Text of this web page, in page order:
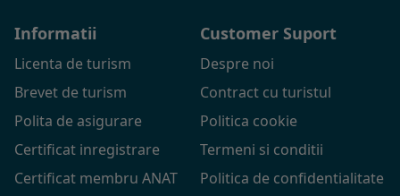
Informatii
Licenta de turism
Brevet de turism
Polita de asigurare
Certificat inregistrare
Certificat membru ANAT
Customer Suport
Despre noi
Contract cu turistul
Politica cookie
Termeni si conditii
Politica de confidentialitate